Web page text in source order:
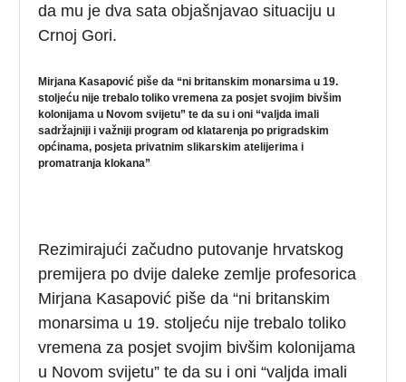
da mu je dva sata objašnjavao situaciju u
Crnoj Gori.
Mirjana Kasapović piše da “ni britanskim monarsima u 19.
stoljeću nije trebalo toliko vremena za posjet svojim bivšim
kolonijama u Novom svijetu” te da su i oni “valjda imali
sadržajniji i važniji program od klatarenja po prigradskim
općinama, posjeta privatnim slikarskim atelijerima i
promatranja klokana”
Rezimirajući začudno putovanje hrvatskog
premijera po dvije daleke zemlje profesorica
Mirjana Kasapović piše da “ni britanskim
monarsima u 19. stoljeću nije trebalo toliko
vremena za posjet svojim bivšim kolonijama
u Novom svijetu” te da su i oni “valjda imali